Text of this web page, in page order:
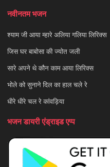
नवीनतम भजन
श्याम जी आया म्हारे अलिया गलिया लिरिक्स
जिस घर बाबोसा की ज्योत जली
सारे अपने थे कौन काम आया लिरिक्स
भोले को सुनाने दिल का हाल चले रे
धीरे धीरे चल रे कांवड़िया
भजन डायरी एंड्राइड एप्प